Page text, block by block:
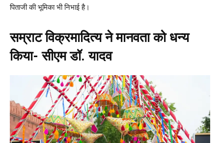
पिताजी की भूमिका भी निभाई है।
सम्राट विक्रमादित्य ने मानवता को धन्य
किया- सीएम डॉ. यादव